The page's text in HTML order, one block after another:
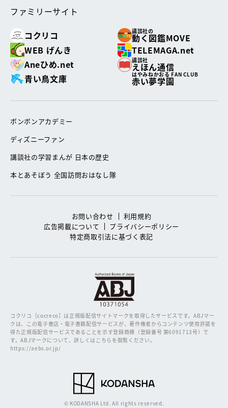
ファミリーサイト
コクリコ
講談社の
動く図鑑MOVE
WEB げんき
TELEMAGA.net
Aneひめ.net
講談社
えほん通信
青い鳥文庫
はやみねかおる FAN CLUB
赤い夢学園
ボンボンアカデミー
ディズニーファン
講談社の学習まんが 日本の歴史
本とあそぼう 全国訪問おはなし隊
お問い合わせ
利用規約
広告掲載について
プライバシーポリシー
特定商取引法に基づく表記
コクリコ［cocreco］は正規版配信サイトマークを取得したサービスです。ABJマー
クは、この電子書店・電子書籍配信サービスが、著作権者からコンテンツ使用許諾を
得た正規版配信サービスであることを示す登録商標（登録番号 第6091713号）で
す。ABJマークについて、詳しくはこちらを御覧ください。
https://aebs.or.jp/
© KODANSHA Ltd. All rights reserved.